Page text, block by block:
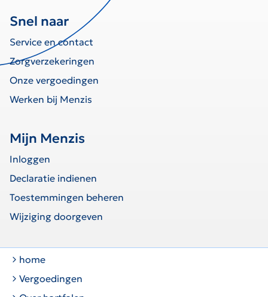
Snel naar
Service en contact
Zorgverzekeringen
Onze vergoedingen
Werken bij Menzis
Mijn Menzis
Inloggen
Declaratie indienen
Toestemmingen beheren
Wijziging doorgeven
home
Vergoedingen